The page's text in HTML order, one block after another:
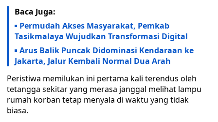
Baca Juga:
Permudah Akses Masyarakat, Pemkab
Tasikmalaya Wujudkan Transformasi Digital
Arus Balik Puncak Didominasi Kendaraan ke
Jakarta, Jalur Kembali Normal Dua Arah
Peristiwa memilukan ini pertama kali terendus oleh
tetangga sekitar yang merasa janggal melihat lampu
rumah korban tetap menyala di waktu yang tidak
biasa.